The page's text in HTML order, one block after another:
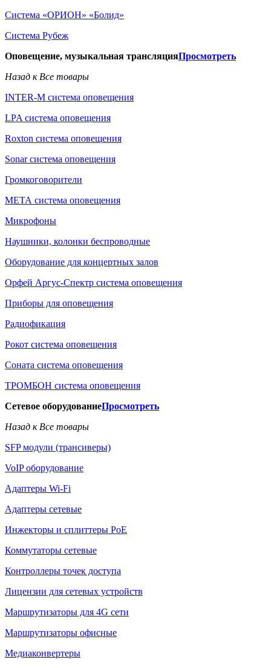
Система «ОРИОН» «Болид»
Система Рубеж
Оповещение, музыкальная трансляцияПросмотреть
Назад к Все товары
INTER-M система оповещения
LPA система оповещения
Roxton система оповещения
Sonar система оповещения
Громкоговорители
МЕТА система оповещения
Микрофоны
Наушники, колонки беспроводные
Оборудование для концертных залов
Орфей Аргус-Спектр система оповещения
Приборы для оповещения
Радиофикация
Рокот система оповещения
Соната система оповещения
ТРОМБОН система оповещения
Сетевое оборудованиеПросмотреть
Назад к Все товары
SFP модули (трансиверы)
VoIP оборудование
Адаптеры Wi-Fi
Адаптеры сетевые
Инжекторы и сплиттеры РоЕ
Коммутаторы сетевые
Контроллеры точек доступа
Лицензии для сетевых устройств
Маршрутизаторы для 4G сети
Маршрутизаторы офисные
Медиаконвертеры